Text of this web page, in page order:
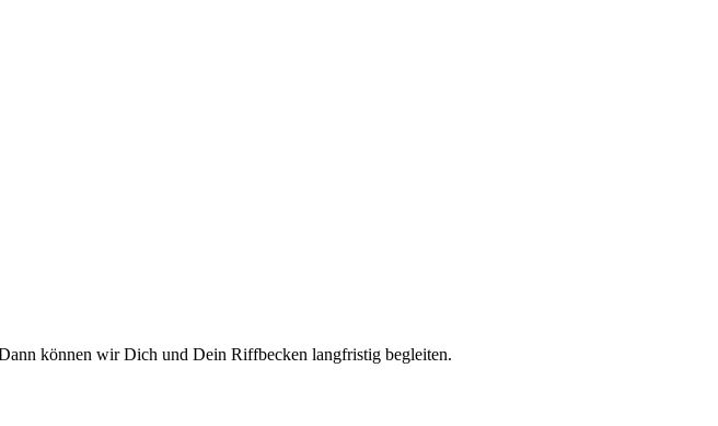
können wir Dich und Dein Riffbecken langfristig begleiten.